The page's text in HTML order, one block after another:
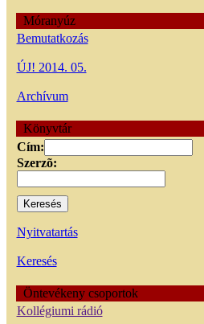
Móranyúz
Bemutatkozás
ÚJ! 2014. 05.
Archívum
Könyvtár
Cím:
Szerzõ:
Nyitvatartás
Keresés
Öntevékeny csoportok
Kollégiumi rádió